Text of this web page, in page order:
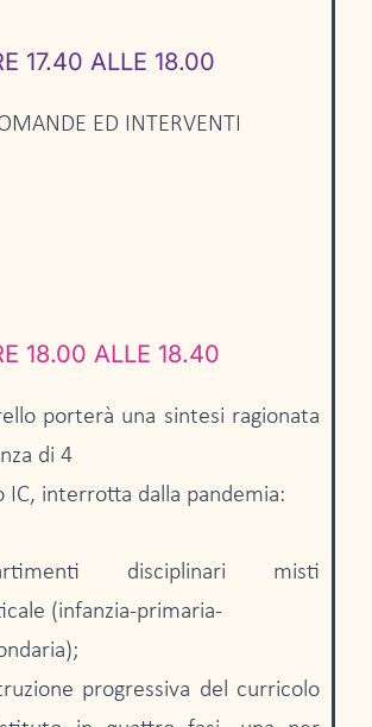
17.40 ALLE 18.00
ED INTERVENTI
18.00 ALLE 18.40
porterà una sintesi ragionata
di 4
IC, interrotta dalla pandemia:
disciplinari misti
(infanzia-primaria-
progressiva del curricolo